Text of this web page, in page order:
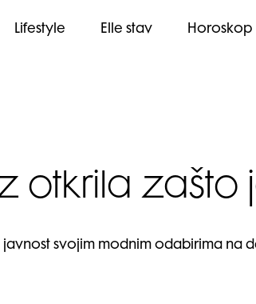
Lifestyle Elle stav Horoskop
otkrila
svojim modnim odabirima na